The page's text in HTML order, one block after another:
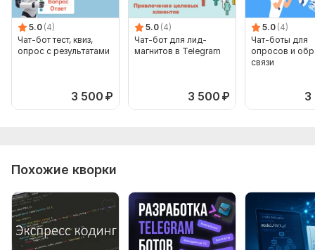
5.0 (4)
Чат-бот тест, квиз,
опрос с результатами
3 500 ₽
5.0 (4)
Чат-бот для лид-
магнитов в Telegram
3 500 ₽
5.0 (4)
Чат-боты для
опросов и
связи
3
Похожие кворки